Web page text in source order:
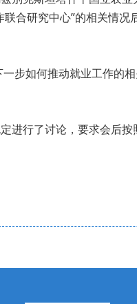
合研究中心”的相关情况
步如何推动就业工作的相
进行了讨论，要求会后